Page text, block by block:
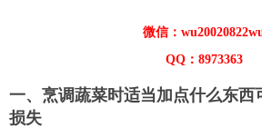
微信：
QQ：8973363
一、烹调蔬菜时适当加点什么东西
损失